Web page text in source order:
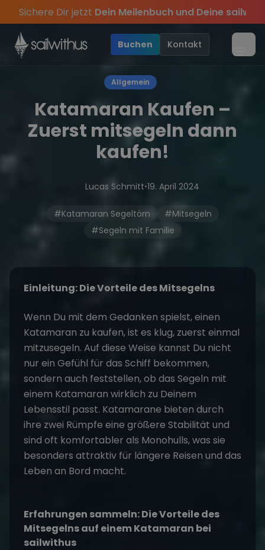
Skip to content
mit Skipper inGriechenland und Kroatien! ⛵
Sichere Dir jetzt Dein Meilenbuch und Deine
Angebote mehr Sowie20€ Rabatt auf deinen
die besten Geschichten des Jahres, sei dabei.
Buchen Kontakt
Allgemein
Katamaran Kaufen –
Zuerst mitsegeln dann
kaufen!
Lucas Schmitt•19. April 2024
#Katamaran Segeltörn
#Mitsegeln
#Segeln mit Familie
Einleitung: Die Vorteile des Mitsegelns
Wenn Du mit dem Gedanken spielst, einen
Katamaran zu kaufen, ist es klug, zuerst einmal
mitzusegeln. Auf diese Weise kannst Du nicht
nur ein Gefühl für das Schiff bekommen,
sondern auch feststellen, ob das Segeln mit
einem Katamaran wirklich zu Deinem
Lebensstil passt. Katamarane bieten durch
ihre zwei Rümpfe eine größere Stabilität und
sind oft komfortabler als Monohulls, was sie
besonders attraktiv für längere Reisen und das
Leben an Bord macht​​.
Erfahrungen sammeln: Die Vorteile des
Mitsegelns auf einem Katamaran bei
sailwithus